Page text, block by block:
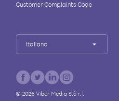
Customer Complaints Code
Italiano
© 2026Viber Media S.à r.l.